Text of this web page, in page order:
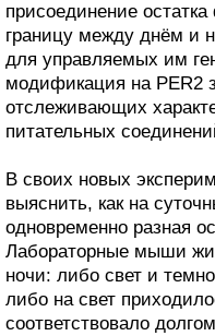
присоединение
границу между днём и
для управляемых им
модификация на PER2
отслеживающих
питательных
В своих новых
выяснить, как на
одновременно разная
Лабораторные мыши
ночи: либо свет и
либо на свет
соответствовало